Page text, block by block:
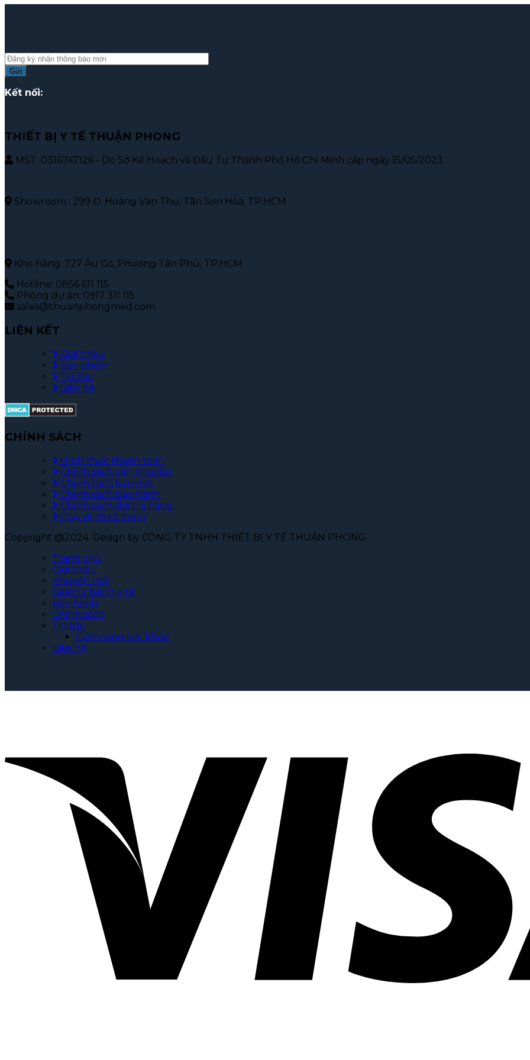
Kết nối:
THIẾT BỊ Y TẾ THUẬN PHONG
MST: 0316747126 - Do Sở Kế Hoạch và Đầu Tư Thành Phố Hồ Chí Minh cấp ngày 15/05/2023
Showroom : 299 Đ. Hoàng Văn Thụ, Tân Sơn Hòa, TP.HCM
Kho hàng: 727 Âu Cơ, Phường Tân Phú, TP.HCM
Hotline: 0856 611 115
Phòng dự án: 0917 311 115
sales@thuanphongmed.com
LIÊN KẾT
Giới thiệu
Sản phẩm
Tin tức
Liên hệ
CHÍNH SÁCH
Hình thức thanh toán
Chính sách vận chuyển
Chính sách bảo mật
Chính sách bảo hành
Chính sách đổi trả hàng
Quy định sử dụng
Copyright @2024. Design by CÔNG TY TNHH THIẾT BỊ Y TẾ THUẬN PHONG
Trang chủ
Giới thiệu
Khuyến mãi
Giường bệnh y tế
Bảo hành
Chính sách
Tin tức
Cẩm nang sức khỏe
Liên hệ